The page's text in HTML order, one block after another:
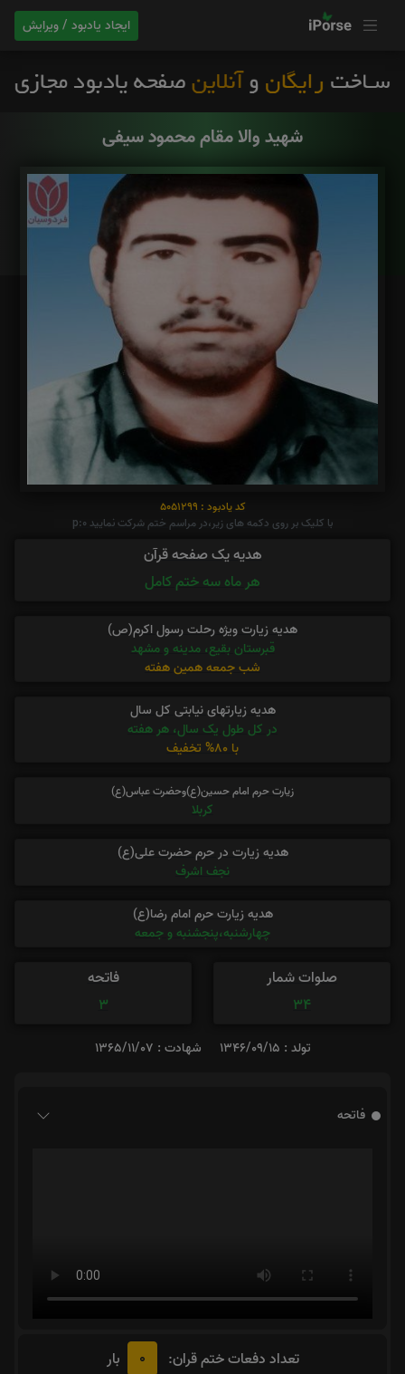
ایجاد یادبود / ویرایش
شهید والا مقام محمود سیفی
کد یادبود : 5051299
با کلیک بر روی دکمه های زیر،در مراسم ختم شرکت نمایید p:0
هدیه یک صفحه قرآن
هر ماه سه ختم کامل
هدیه زیارت ویژه رحلت رسول اکرم(ص)
قبرستان بقیع، مدینه و مشهد
شب جمعه همین هفته
هدیه زیارتهای نیابتی کل سال
در کل طول یک سال، هر هفته
با 80% تخفیف
زیارت حرم امام حسین(ع)وحضرت عباس(ع)
کربلا
هدیه زیارت در حرم حضرت علی(ع)
نجف اشرف
هدیه زیارت حرم امام رضا(ع)
چهارشنبه،پنجشنبه و جمعه
صلوات شمار
34
فاتحه
3
تولد : 1346/09/15 شهادت : 1365/11/07
فاتحه
تعداد دفعات ختم قران: 0
بار